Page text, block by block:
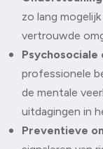
zo lang
vertrouwde
Psychosociale
professionele
de mentale
uitdagingen in
Preventieve